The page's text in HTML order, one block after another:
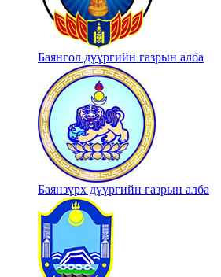
Баянгол дүүргийн газрын алба
Баянзүрх дүүргийн газрын алба